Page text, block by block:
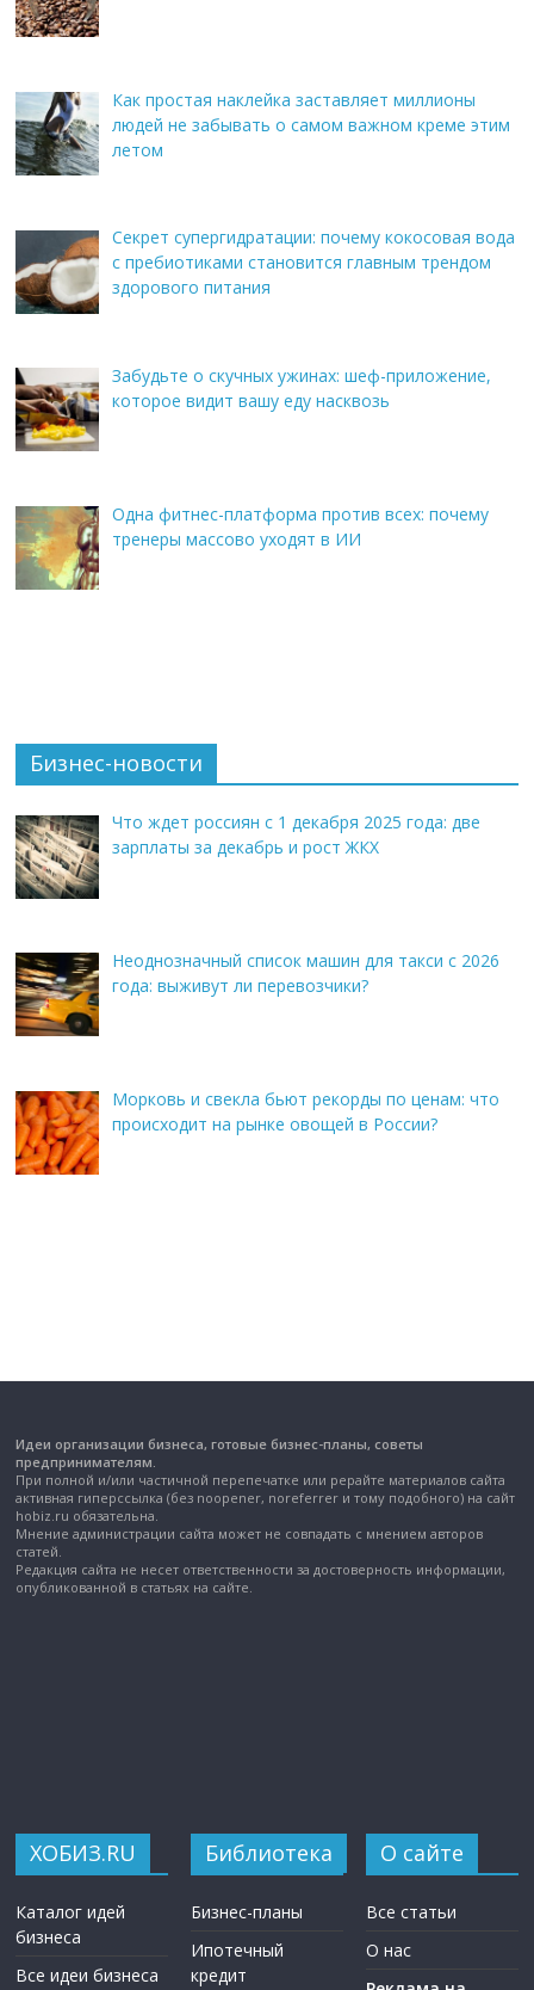
Как простая наклейка заставляет миллионы
людей не забывать о самом важном креме этим
летом
Секрет супергидратации: почему кокосовая вода
с пребиотиками становится главным трендом
здорового питания
Забудьте о скучных ужинах: шеф-приложение,
которое видит вашу еду насквозь
Одна фитнес-платформа против всех: почему
тренеры массово уходят в ИИ
Бизнес-новости
Что ждет россиян с 1 декабря 2025 года: две
зарплаты за декабрь и рост ЖКХ
Неоднозначный список машин для такси с 2026
года: выживут ли перевозчики?
Морковь и свекла бьют рекорды по ценам: что
происходит на рынке овощей в России?
Идеи организации бизнеса, готовые бизнес-планы, советы
предпринимателям.
При полной и/или частичной перепечатке или рерайте материалов сайта
активная гиперссылка (без noopener, noreferrer и тому подобного) на сайт
hobiz.ru обязательна.
Мнение администрации сайта может не совпадать с мнением авторов
статей.
Редакция сайта не несет ответственности за достоверность информации,
опубликованной в статьях на сайте.
ХОБИЗ.RU
Каталог идей
бизнеса
Все идеи бизнеса
Библиотека
Бизнес-планы
Ипотечный
кредит
О сайте
Все статьи
О нас